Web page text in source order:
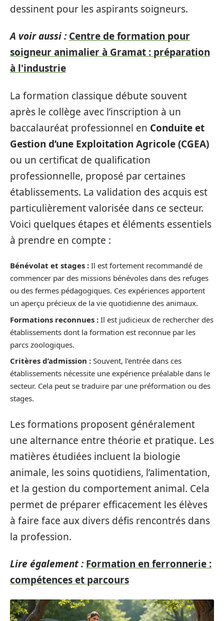
dessinent pour les aspirants soigneurs.
A voir aussi : Centre de formation pour
soigneur animalier à Gramat : préparation
à l'industrie
La formation classique débute souvent
après le collège avec l’inscription à un
baccalauréat professionnel en Conduite et
Gestion d’une Exploitation Agricole (CGEA)
ou un certificat de qualification
professionnelle, proposé par certaines
établissements. La validation des acquis est
particulièrement valorisée dans ce secteur.
Voici quelques étapes et éléments essentiels
à prendre en compte :
Bénévolat et stages : Il est fortement recommandé de
commencer par des missions bénévoles dans des refuges
ou des fermes pédagogiques. Ces expériences apportent
un aperçu précieux de la vie quotidienne des animaux.
Formations reconnues : Il est judicieux de rechercher des
établissements dont la formation est reconnue par les
parcs zoologiques.
Critères d’admission : Souvent, l’entrée dans ces
établissements nécessite une expérience préalable dans le
secteur. Cela peut se traduire par une préformation ou des
stages.
Les formations proposent généralement
une alternance entre théorie et pratique. Les
matières étudiées incluent la biologie
animale, les soins quotidiens, l’alimentation,
et la gestion du comportement animal. Cela
permet de préparer efficacement les élèves
à faire face aux divers défis rencontrés dans
la profession.
Lire également : Formation en ferronnerie :
compétences et parcours